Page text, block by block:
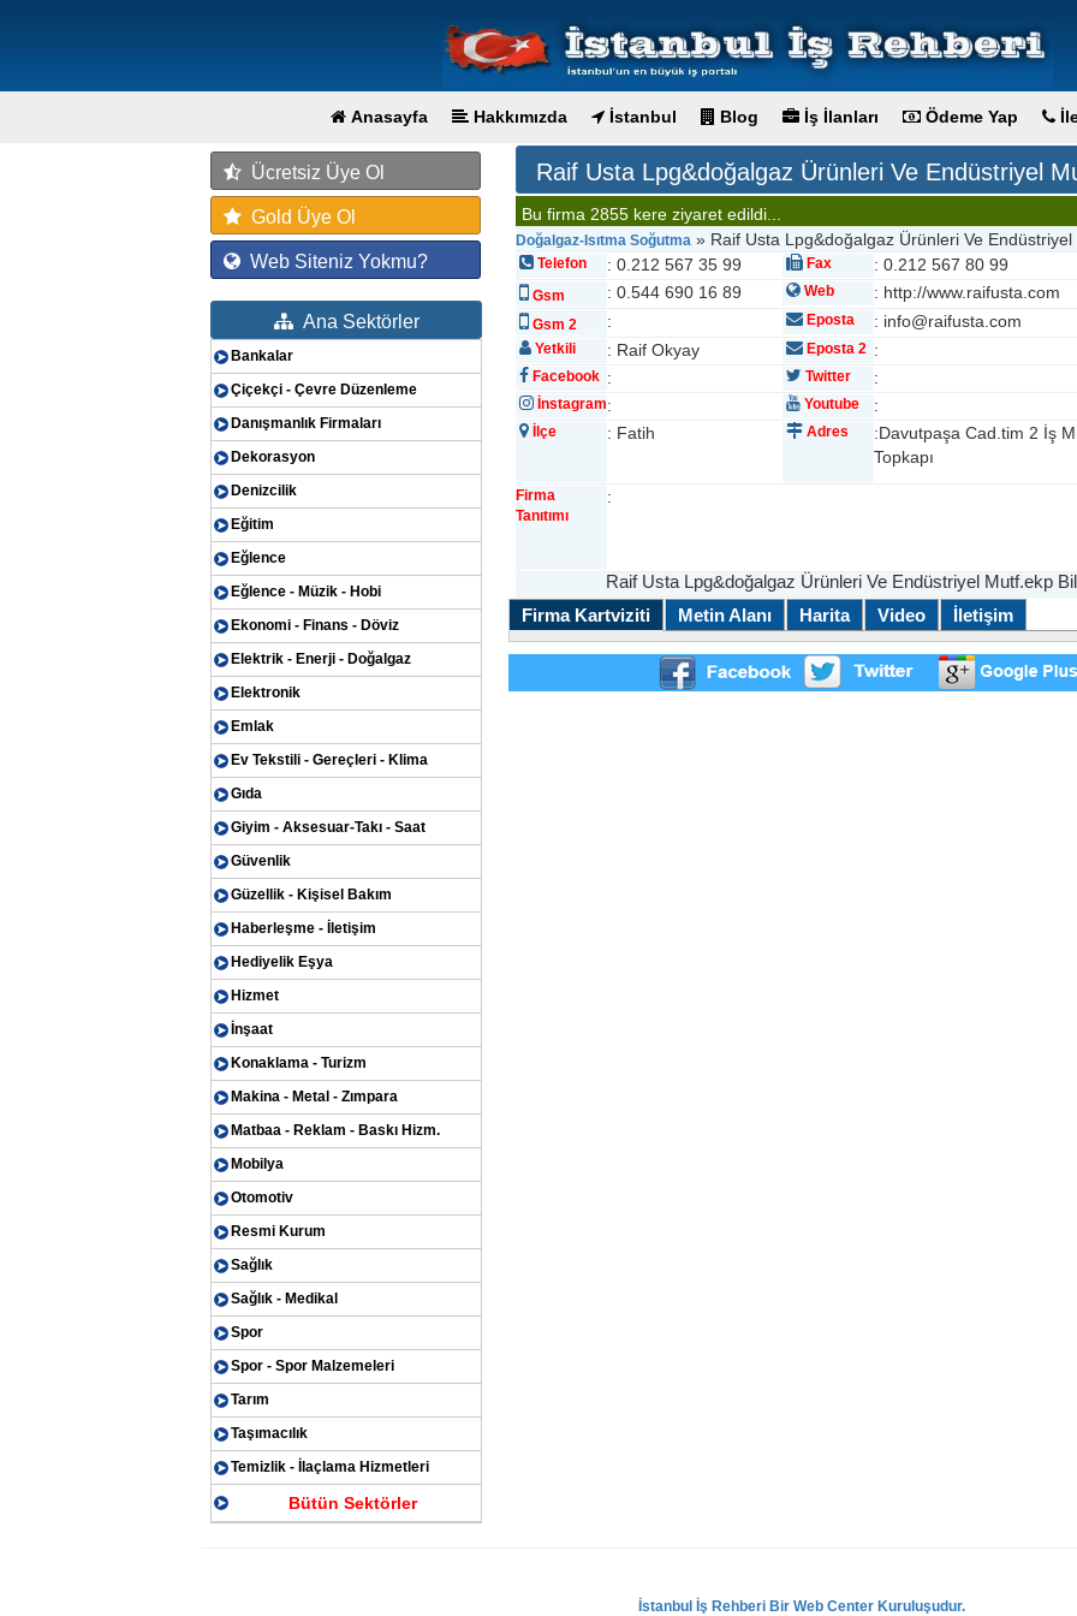
Anasayfa Hakkımızda İstanbul Blog İş İlanları Ödeme Yap
Ücretsiz Üye Ol
Gold Üye Ol
Web Siteniz Yokmu?
Ana Sektörler
Bankalar
Çiçekçi - Çevre Düzenleme
Danışmanlık Firmaları
Dekorasyon
Denizcilik
Eğitim
Eğlence
Eğlence - Müzik - Hobi
Ekonomi - Finans - Döviz
Elektrik - Enerji - Doğalgaz
Elektronik
Emlak
Ev Tekstili - Gereçleri - Klima
Gıda
Giyim - Aksesuar-Takı - Saat
Güvenlik
Güzellik - Kişisel Bakım
Haberleşme - İletişim
Hediyelik Eşya
Hizmet
İnşaat
Konaklama - Turizm
Makina - Metal - Zımpara
Matbaa - Reklam - Baskı Hizm.
Mobilya
Otomotiv
Resmi Kurum
Sağlık
Sağlık - Medikal
Spor
Spor - Spor Malzemeleri
Tarım
Taşımacılık
Temizlik - İlaçlama Hizmetleri
Bütün Sektörler
Raif Usta Lpg&doğalgaz Ürünleri Ve Endüstriyel
Bu firma 2855 kere ziyaret edildi...
Doğalgaz-Isıtma Soğutma » Raif Usta Lpg&doğalgaz Ürünleri Ve
Telefon : 0.212 567 35 99 Fax : 0.212 567 80 99
Gsm : 0.544 690 16 89 Web : http://www.raifusta.com
Gsm 2 : Eposta : info@raifusta.com
Yetkili : Raif Okyay Eposta 2 :
Facebook : Twitter :
İnstagram: Youtube :
İlçe : Fatih Adres
:Davutpaşa Cad.tim 2 İş
Topkapı
Firma
Tanıtımı
:
Raif Usta Lpg&doğalgaz Ürünleri Ve Endüstriyel Mutf.ekp
Firma Kartviziti
Metin Alanı Harita Video İletişim
İstanbul İş Rehberi Bir Web Center Kuruluşudur.